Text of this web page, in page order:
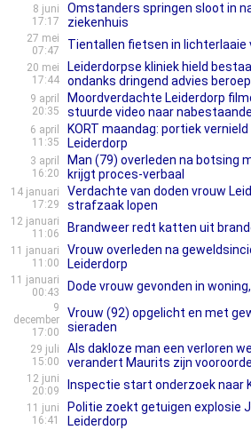
8 juni
17:17
Omstanders springen sloot in
ziekenhuis
27 mei
07:47
Tientallen fietsen in lichterlaaie
20 mei
17:44
Leiderdorpse kliniek hield
ondanks dringend advies
9 april
20:35
Moordverdachte Leiderdorp
stuurde video naar
6 april
11:35
KORT maandag: portiek
Leiderdorp
3 april
16:20
Man (79) overleden na botsing
krijgt proces-verbaal
14 januari
17:29
Verdachte van doden vrouw
strafzaak lopen
12 januari
11:06
Brandweer redt katten uit
11 januari
11:00
Vrouw overleden na
Leiderdorp
11 januari
00:43
Dode vrouw gevonden in
9
december
17:00
Vrouw (92) opgelicht en met
sieraden
29 juli
15:00
Als dakloze man een verloren
verandert Maurits zijn
12 juni
20:09
Inspectie start onderzoek naar
11 juni
16:41
Politie zoekt getuigen explosie
Leiderdorp